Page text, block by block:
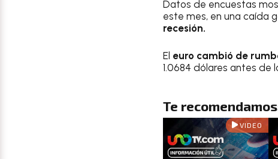
Datos de encuestas
este mes, en una caída
recesión.
El euro cambió de
1.0684 dólares antes de
Te
VIDEO